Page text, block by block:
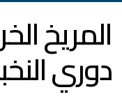
المريخ
دوري